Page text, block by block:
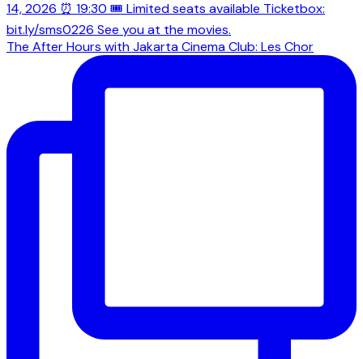
The After Hours with Jakarta Cinema Club: Les Chor